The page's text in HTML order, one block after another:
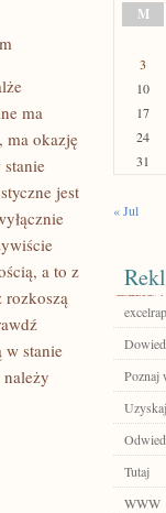
ma
ma okazję
jest
a to z
rozkoszą
w stanie
M
3
10
17
24
31
« Jul
Poznaj
Tutaj
WWW